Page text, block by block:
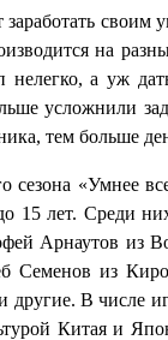
на
а уж
усложнили
тем больше
сезона «Умнее
15 лет. Среди
Арнаутов из
Семенов из
другие. В числе
Китая и